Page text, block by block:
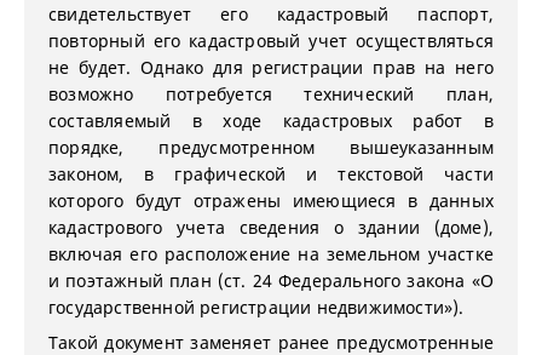
свидетельствует его кадастровый паспорт,
повторный его кадастровый учет осуществляться
не будет. Однако для регистрации прав на него
возможно потребуется технический план,
составляемый в ходе кадастровых работ в
порядке, предусмотренном вышеуказанным
законом, в графической и текстовой части
которого будут отражены имеющиеся в данных
кадастрового учета сведения о здании (доме),
включая его расположение на земельном участке
и поэтажный план (ст. 24 Федерального закона «О
государственной регистрации недвижимости»).
Такой документ заменяет ранее предусмотренные